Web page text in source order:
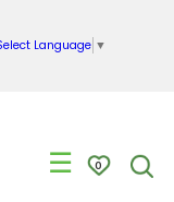
Language ▼
☰ 0